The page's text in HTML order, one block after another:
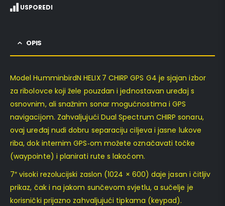
USPOREDI
OPIS
Model HumminbirdN HELIX 7 CHIRP GPS G4 je sjajan izbor
za ribolovce koji žele pouzdan i jednostavan uređaj s
osnovnim, ali snažnim sonar mogućnostima i GPS
navigacijom. Zahvaljujući Dual Spectrum CHIRP sonaru,
ovaj uređaj nudi dobru separaciju ciljeva i jasne lukove
riba, dok internim GPS‑om možete označavati točke
(waypointe) i planirati rute s lakoćom.
7″ visoki rezolucijski zaslon (1024 × 600) daje jasan i čitljiv
prikaz, čak i na jakom sunčevom svjetlu, a sučelje je
korisnički prijazno zahvaljujući tipkama (keypad).